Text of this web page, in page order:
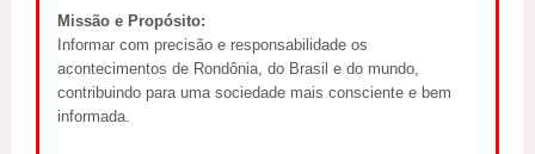
Missão e Propósito:
Informar com precisão e responsabilidade os
acontecimentos de Rondônia, do Brasil e do mundo,
contribuindo para uma sociedade mais consciente e bem
informada.